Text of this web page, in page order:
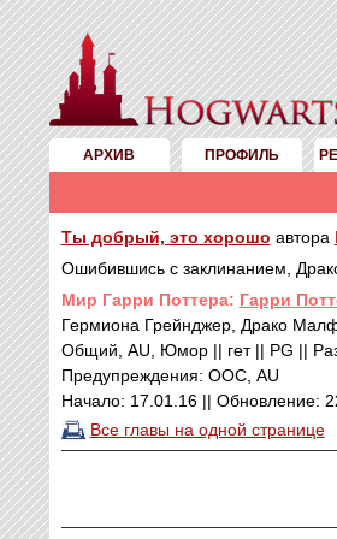
АРХИВ ПРОФИЛЬ
Ты добрый, это хорошо автора
Ошибившись с заклинанием,
Mир Гарри Поттера: Гарри
Гермиона Грейнджер, Драко
Общий, AU, Юмор || гет || PG ||
Предупреждения: ООС, AU
Начало: 17.01.16 || Обновление:
Все главы на одной странице